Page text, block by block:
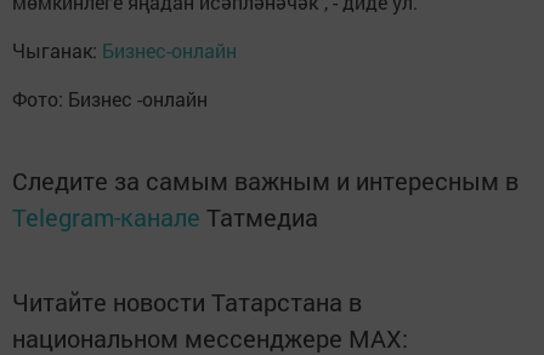
Чыганак: Бизнес-онлайн
Фото: Бизнес -онлайн
Следите за самым важным и интересным в
Telegram-канале Татмедиа
Читайте новости Татарстана в
национальном мессенджере MАХ: